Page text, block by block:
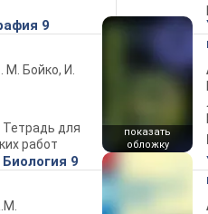
9
М. Бойко, И.
Тетрадь для
работ
показать
обложку
9